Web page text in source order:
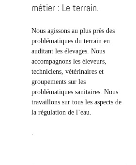
métier : Le terrain.
Nous agissons au plus près des
problématiques du terrain en
auditant les élevages. Nous
accompagnons les éleveurs,
techniciens, vétérinaires et
groupements sur les
problématiques sanitaires. Nous
travaillons sur tous les aspects de
la régulation de l’eau.